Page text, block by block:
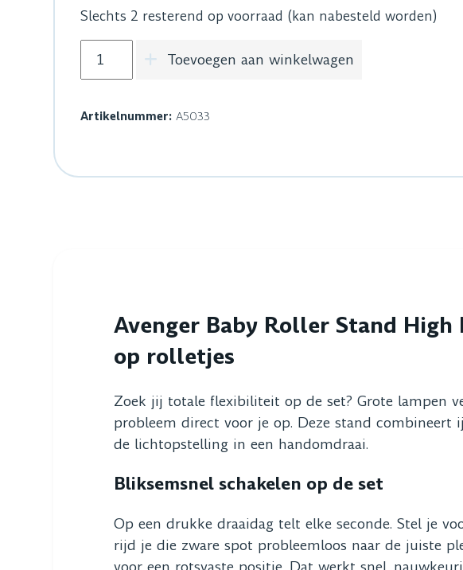
Slechts 2 resterend op voorraad (kan nabesteld worden)
Avenger Baby Roller Stand High Low Boy 330cm/130in
Toevoegen aan winkelwagen
Artikelnummer: A5033
Avenger Baby Roller Stand
op rolletjes
Zoek jij totale flexibiliteit op de set? Grote lampen
probleem direct voor je op. Deze stand
de lichtopstelling in een handomdraai.
Bliksemsnel schakelen op de set
Op een drukke draaidag telt elke seconde. Stel je
rijd je die zware spot probleemloos naar de juiste